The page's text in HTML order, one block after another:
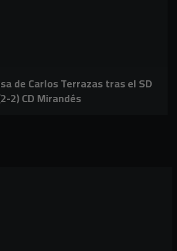
de Carlos Terrazas tras el SD
2) CD Mirandés